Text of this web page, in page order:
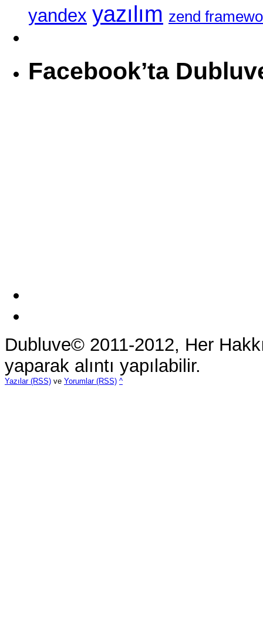
yandex yazılım zend
Facebook’ta
Dubluve© 2011-2012, Her
yaparak alıntı yapılabilir.
Yazılar (RSS) ve Yorumlar (RSS) ^